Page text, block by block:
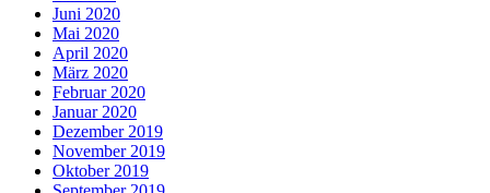
Juni 2020
Mai 2020
April 2020
März 2020
Februar 2020
Januar 2020
Dezember 2019
November 2019
Oktober 2019